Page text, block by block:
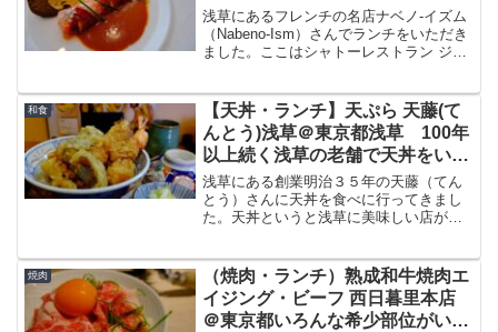
店
浅草にあるフレンチの名店ナベノ‑イズム
（Nabeno-Ism）さんでランチをいただき
ました。ここはシャトーレストラン ジョ
シェフのお店で、伝統のフレンチ×和×江
戸が...
和食
【天丼・ランチ】天ぷら 天藤(て
んとう)浅草＠東京都浅草 100年
以上続く浅草の老舗で天丼をいた
だく
浅草にある創業明治３５年の天藤（てん
とう）さんに天丼を食べに行ってきまし
た。天丼というと浅草に美味しい店が多
待たずに絶品の天婦羅、天丼がいただけ
る名店です。今回は天藤（...
焼肉
（焼肉・ランチ）熟成和牛焼肉エ
イジング・ビーフ 西日暮里本店
＠東京都いろんな希少部位がいた